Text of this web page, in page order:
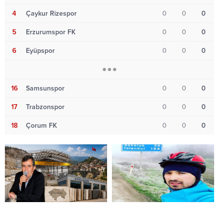
4 Çaykur Rizespor 0 0 0
5 Erzurumspor FK 0 0 0
6 Eyüpspor 0 0 0
16 Samsunspor 0 0 0
17 Trabzonspor 0 0 0
18 Çorum FK 0 0 0